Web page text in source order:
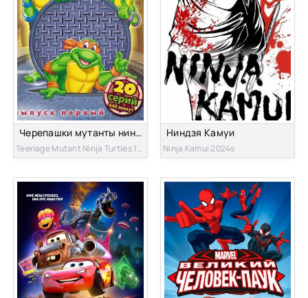
Черепашки мутанты ниндзя
Teenage Mutant Ninja Turtles 1987s
Ниндзя Камуи
Ninja Kamui 2024s